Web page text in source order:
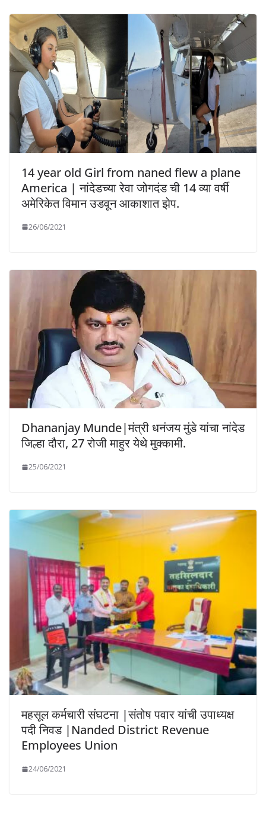
14 year old Girl from naned flew a plane
America | नांदेडच्या रेवा जोगदंड ची 14 व्या वर्षी
अमेरिकेत विमान उडवून आकाशात झेप.
26/06/2021
Dhananjay Munde|मंत्री धनंजय मुंडे यांचा नांदेड
जिल्हा दौरा, 27 रोजी माहुर येथे मुक्कामी.
25/06/2021
महसूल कर्मचारी संघटना |संतोष पवार यांची उपाध्यक्ष
पदी निवड |Nanded District Revenue
Employees Union
24/06/2021